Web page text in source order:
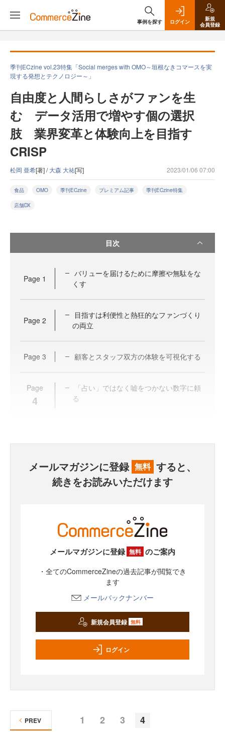
事例を探す ログイン
新規
会員登録
季刊ECzine vol.23特集「Social merges with OMO～垣根なきコマースを実
現する発想とテクノロジー～」
自由度と人間らしさがファンを生
む データ活用で増やす個の選択
肢 業界変革と体験向上を目指す
CRISP
松岡 亜希[著] /大森 大祐[写] 2023/01/06 07:00
食品 OMO 季刊ECzine プレミアム記事 季刊ECzine特集
店舗DX
目次
Page 1
バリューを届けるために摩擦や無駄をな
くす
Page 2
目指すは利便性と熱狂的なファンづくり
の両立
Page 3 顧客とスタッフ双方の体験を可視化する
Page
4
「占い」ではなく嘘をつかない数字に頼
る
メールマガジンに登録 無料 すると、
続きをお読みいただけます
メールマガジンに登録 無料 のご案内
・全てのCommerceZineの過去記事が閲覧でき
ます
メールバックナンバー
新規会員登録 無料
ログイン
1 2 3 4
PREV